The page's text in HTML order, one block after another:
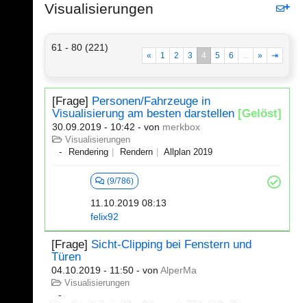
Visualisierungen
61 - 80 (221)
« 1 2 3 4 5 6 ... » ⇥
[Frage] Personen/Fahrzeuge in
Visualisierung am besten darstellen [Gelöst]
30.09.2019 - 10:42 - von merkbox
Visualisierungen
Rendering
Rendern Allplan 2019
(9/786)
11.10.2019 08:13
felix92
[Frage] Sicht-Clipping bei Fenstern und
Türen
04.10.2019 - 11:50 - von AlperMa
Visualisierungen